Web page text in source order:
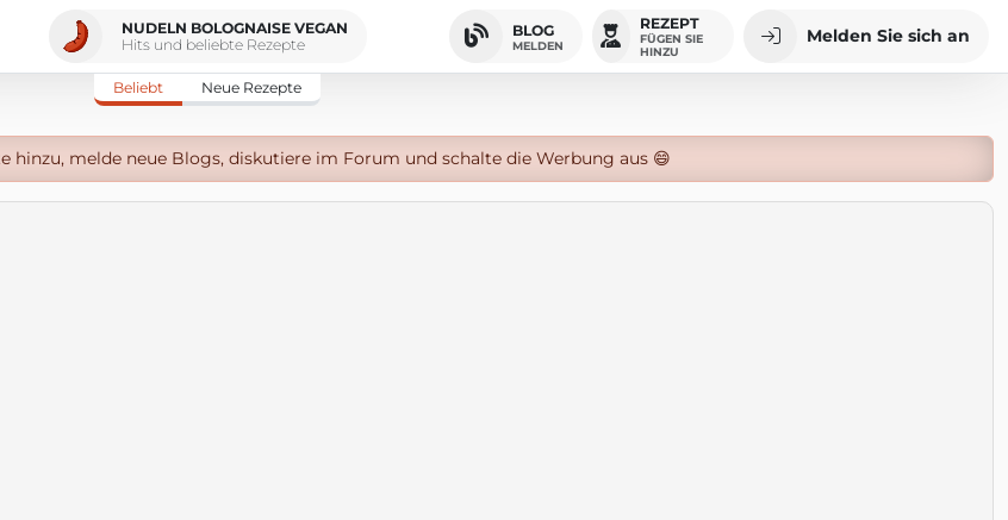
NUDELN BOLOGNAISE VEGAN
Hits und beliebte Rezepte
BLOG
MELDEN
REZEPT
FÜGEN SIE
HINZU
Melden Sie sich an
Beliebt Neue Rezepte
hinzu, melde neue Blogs, diskutiere im Forum und schalte die Werbung aus 😄